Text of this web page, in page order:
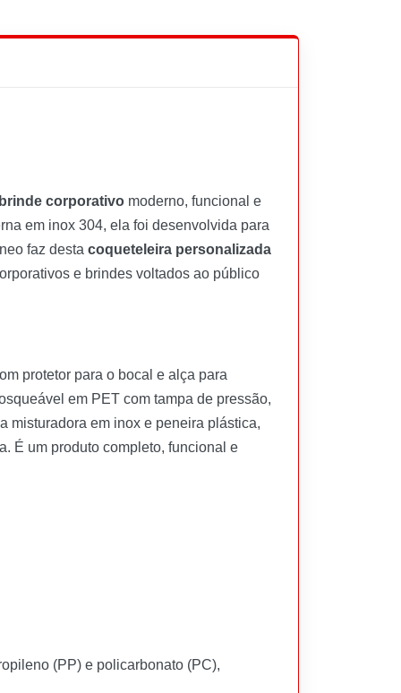
brinde corporativo moderno, funcional e
em inox 304, ela foi desenvolvida para
faz desta coqueteleira personalizada
e brindes voltados ao público
protetor para o bocal e alça para
em PET com tampa de pressão,
misturadora em inox e peneira plástica,
É um produto completo, funcional e
(PP) e policarbonato (PC),